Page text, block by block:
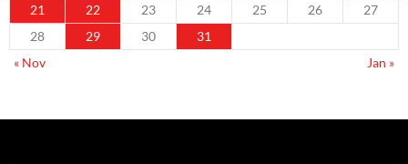
21
22 23 24 25 26
27
28
29 30
31
« Nov
Jan »